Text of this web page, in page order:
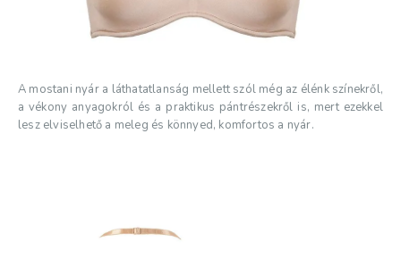
A mostani nyár a láthatatlanság mellett szól még az élénk színekről,
a vékony anyagokról és a praktikus pántrészekről is, mert ezekkel
lesz elviselhető a meleg és könnyed, komfortos a nyár.